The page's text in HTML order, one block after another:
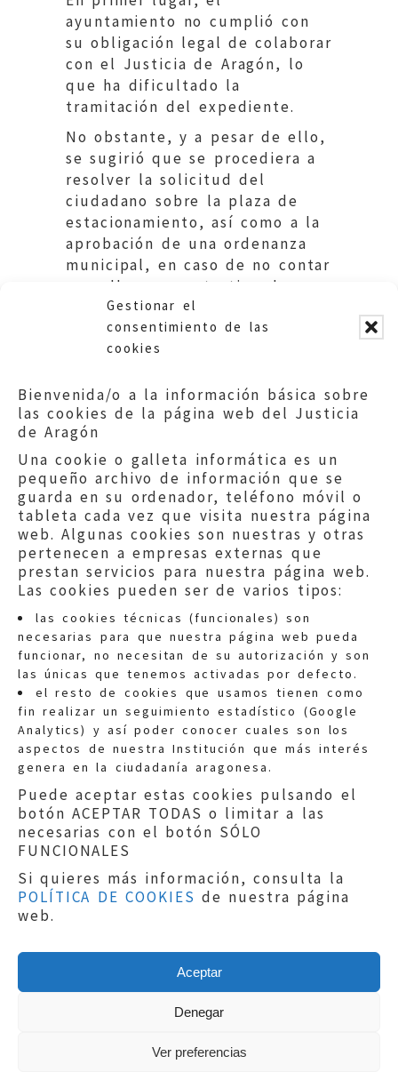
Gestionar el
consentimiento de las
cookies
Bienvenida/o a la información básica sobre
las cookies de la página web del Justicia
de Aragón
Una cookie o galleta informática es un
pequeño archivo de información que se
guarda en su ordenador, teléfono móvil o
tableta cada vez que visita nuestra página
web. Algunas cookies son nuestras y otras
pertenecen a empresas externas que
prestan servicios para nuestra página web.
Las cookies pueden ser de varios tipos:
las cookies técnicas (funcionales) son
necesarias para que nuestra página web pueda
funcionar, no necesitan de su autorización y son
las únicas que tenemos activadas por defecto.
el resto de cookies que usamos tienen como
fin realizar un seguimiento estadístico (Google
Analytics) y así poder conocer cuales son los
aspectos de nuestra Institución que más interés
genera en la ciudadanía aragonesa.
Puede aceptar estas cookies pulsando el
botón ACEPTAR TODAS o limitar a las
necesarias con el botón SÓLO
FUNCIONALES
Si quieres más información, consulta la
POLÍTICA DE COOKIES de nuestra página
web.
Aceptar
Denegar
Ver preferencias
ayuntamiento no cumplió con
su obligación legal de colaborar
con el Justicia de Aragón, lo
que ha dificultado la
tramitación del expediente.
No obstante, y a pesar de ello,
se sugirió que se procediera a
resolver la solicitud del
ciudadano sobre la plaza de
estacionamiento, así como a la
aprobación de una ordenanza
municipal, en caso de no contar
con ella, para este tipo de
reservas de espacio.
Quejas:quejas@eljusticiadearagon.es
Información general:
informacion@eljusticiadearagon.es
Teléfonos:900 210 210/
Aviso legal|Política de privacidad|
Protección de Datos
Política de cookies
Copyright © 2019El Justicia de Aragón|
Sephor Consulting